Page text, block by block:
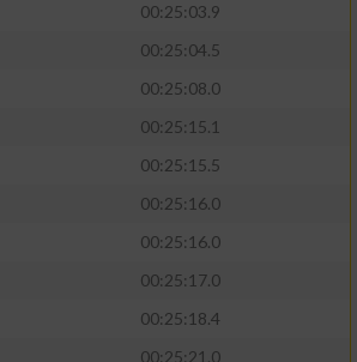
00:25:03.9
00:25:04.5
00:25:08.0
00:25:15.1
00:25:15.5
00:25:16.0
00:25:16.0
00:25:17.0
00:25:18.4
00:25:21.0